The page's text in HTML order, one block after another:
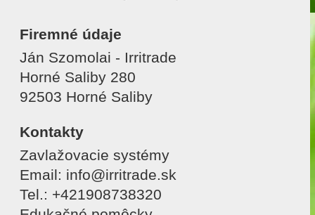
Firemné údaje
Ján Szomolai - Irritrade
Horné Saliby 280
92503 Horné Saliby
Kontakty
Zavlažovacie systémy
Email: info@irritrade.sk
Tel.: +421908738320